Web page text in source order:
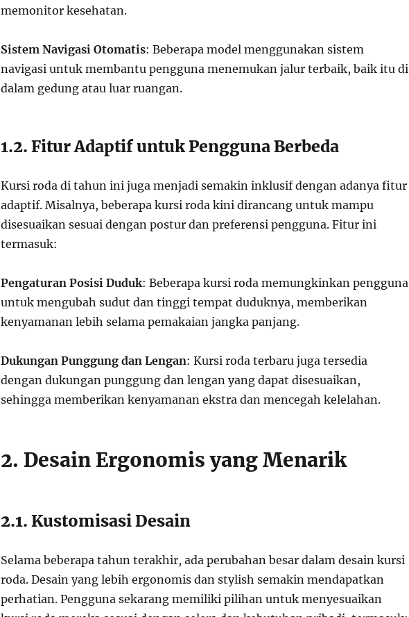
memonitor kesehatan.
Sistem Navigasi Otomatis: Beberapa model menggunakan sistem
navigasi untuk membantu pengguna menemukan jalur terbaik, baik itu di
dalam gedung atau luar ruangan.
1.2. Fitur Adaptif untuk Pengguna Berbeda
Kursi roda di tahun ini juga menjadi semakin inklusif dengan adanya fitur
adaptif. Misalnya, beberapa kursi roda kini dirancang untuk mampu
disesuaikan sesuai dengan postur dan preferensi pengguna. Fitur ini
termasuk:
Pengaturan Posisi Duduk: Beberapa kursi roda memungkinkan pengguna
untuk mengubah sudut dan tinggi tempat duduknya, memberikan
kenyamanan lebih selama pemakaian jangka panjang.
Dukungan Punggung dan Lengan: Kursi roda terbaru juga tersedia
dengan dukungan punggung dan lengan yang dapat disesuaikan,
sehingga memberikan kenyamanan ekstra dan mencegah kelelahan.
2. Desain Ergonomis yang Menarik
2.1. Kustomisasi Desain
Selama beberapa tahun terakhir, ada perubahan besar dalam desain kursi
roda. Desain yang lebih ergonomis dan stylish semakin mendapatkan
perhatian. Pengguna sekarang memiliki pilihan untuk menyesuaikan